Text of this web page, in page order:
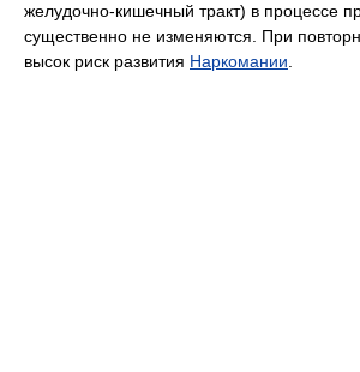
желудочно-кишечный тракт) в процессе
существенно не изменяются. При
высок риск развития Наркомании.